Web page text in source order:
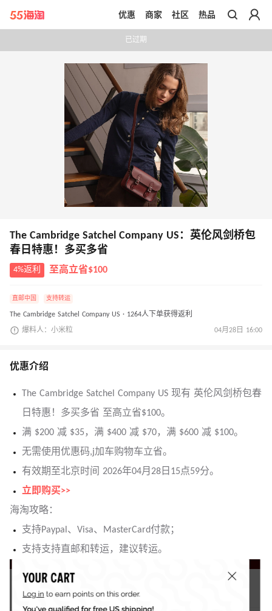
带你去官网买正品
优惠 商家 社区 热品
已过期
The Cambridge Satchel Company US：英伦风剑桥包
春日特惠！多买多省
4%返利 至高立省$100
直邮中国 支持转运
The Cambridge Satchel Company US · 1264人下单获得返利
爆料人：小米粒 04月28日 16:00
优惠介绍
The Cambridge Satchel Company US 现有 英伦风剑桥包春
日特惠！多买多省 至高立省$100。
满 $200 减 $35，满 $400 减 $70，满 $600 减 $100。
无需使用优惠码,j加车购物车立省。
有效期至北京时间 2026年04月28日15点59分。
立即购买>>
海淘攻略：
支持Paypal、Visa、MasterCard付款；
支持支持直邮和转运，建议转运。